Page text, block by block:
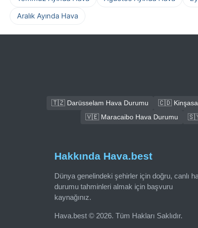
Aralık Ayında Hava
🇹🇿 Darüsselam Hava Durumu 🇨🇩 Kinşasa
🇻🇪 Maracaibo Hava Durumu
🇸🇾
Hakkında Hava.best
Dünya genelindeki şehirler için doğru, canlı
durumu tahminleri almak için başvuru
kaynağınız.
Hava.best © 2026. Tüm Hakları Saklıdır.